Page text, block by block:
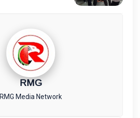
RMG
RMG Media Network